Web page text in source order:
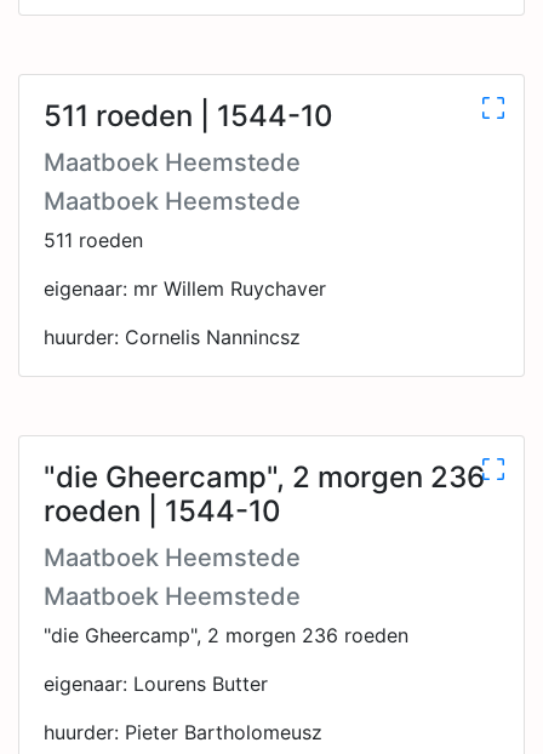
511 roeden | 1544-10
Maatboek Heemstede
Maatboek Heemstede
511 roeden
eigenaar: mr Willem Ruychaver
huurder: Cornelis Nannincsz
"die Gheercamp", 2 morgen 236
roeden | 1544-10
Maatboek Heemstede
Maatboek Heemstede
"die Gheercamp", 2 morgen 236 roeden
eigenaar: Lourens Butter
huurder: Pieter Bartholomeusz